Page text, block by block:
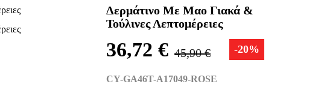
Δερμάτινο Με Μαο Γιακά &
Τούλινες Λεπτομέρειες
36,72 € 45,90 € -20%
CY-GA46T-A17049-ROSE